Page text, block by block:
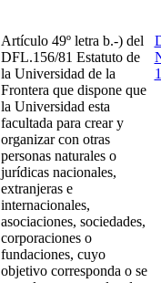
Artículo 49º letra b.-) del
DFL.156/81 Estatuto de
la Universidad de la
Frontera que dispone que
la Universidad esta
facultada para crear y
organizar con otras
personas naturales o
jurídicas nacionales,
extranjeras e
internacionales,
asociaciones, sociedades,
corporaciones o
fundaciones, cuyo
objetivo corresponda o se